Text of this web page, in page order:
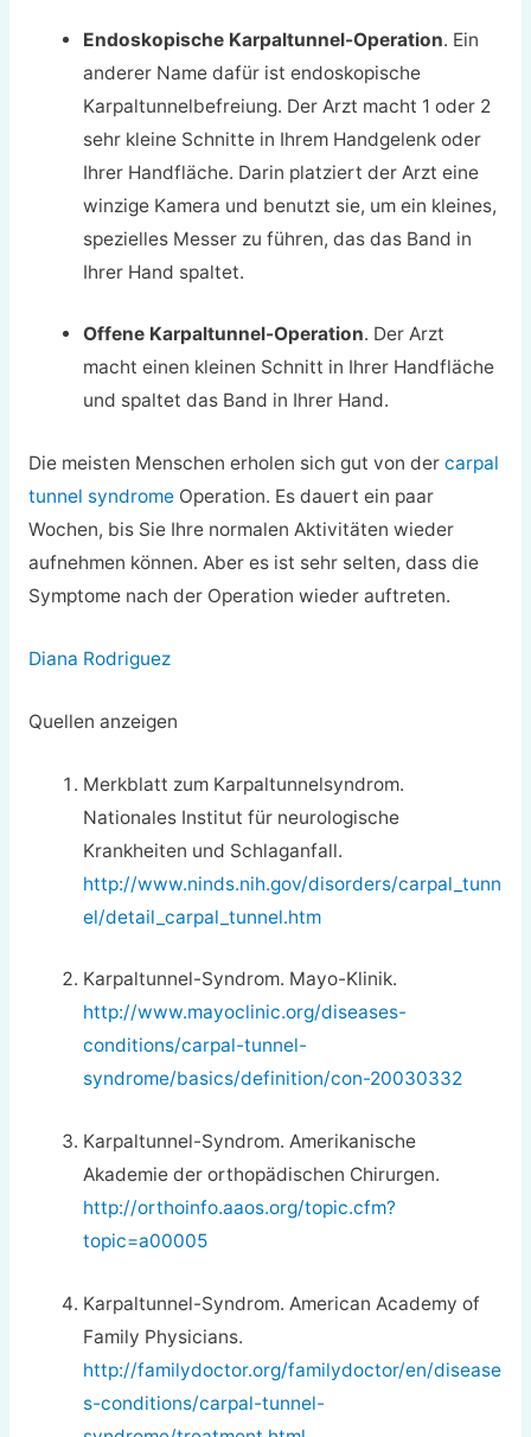
Endoskopische Karpaltunnel-Operation. Ein
anderer Name dafür ist endoskopische
Karpaltunnelbefreiung. Der Arzt macht 1 oder 2
sehr kleine Schnitte in Ihrem Handgelenk oder
Ihrer Handfläche. Darin platziert der Arzt eine
winzige Kamera und benutzt sie, um ein kleines,
spezielles Messer zu führen, das das Band in
Ihrer Hand spaltet.
Offene Karpaltunnel-Operation. Der Arzt
macht einen kleinen Schnitt in Ihrer Handfläche
und spaltet das Band in Ihrer Hand.
Die meisten Menschen erholen sich gut von der carpal
tunnel syndromeOperation. Es dauert ein paar
Wochen, bis Sie Ihre normalen Aktivitäten wieder
aufnehmen können. Aber es ist sehr selten, dass die
Symptome nach der Operation wieder auftreten.
Diana Rodriguez
Quellen anzeigen
Merkblatt zum Karpaltunnelsyndrom.
Nationales Institut für neurologische
Krankheiten und Schlaganfall.
http://www.ninds.nih.gov/disorders/carpal_tunn
el/detail_carpal_tunnel.htm
Karpaltunnel-Syndrom. Mayo-Klinik.
http://www.mayoclinic.org/diseases-
conditions/carpal-tunnel-
syndrome/basics/definition/con-20030332
Karpaltunnel-Syndrom. Amerikanische
Akademie der orthopädischen Chirurgen.
http://orthoinfo.aaos.org/topic.cfm?
topic=a00005
Karpaltunnel-Syndrom. American Academy of
Family Physicians.
http://familydoctor.org/familydoctor/en/disease
s-conditions/carpal-tunnel-